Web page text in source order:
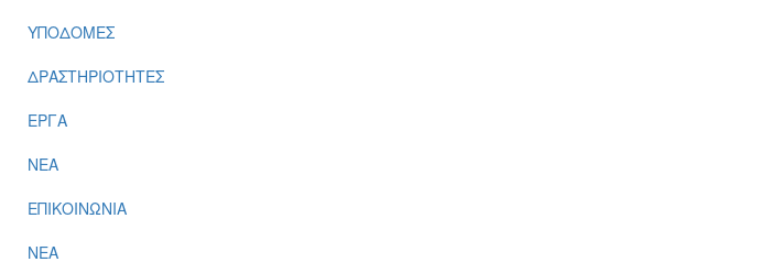
ΥΠΟΔΟΜΕΣ
ΔΡΑΣΤΗΡΙΟΤΗΤΕΣ
ΕΡΓΑ
ΝΕΑ
ΕΠΙΚΟΙΝΩΝΙΑ
ΝΕΑ